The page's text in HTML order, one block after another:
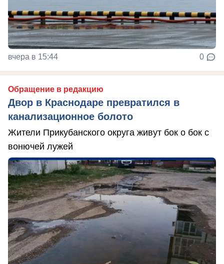
вчера в 15:44 0
Обращение в редакцию
Двор в Краснодаре превратился в
канализационное болото
Жители Прикубанского округа живут бок о бок с
вонючей лужей